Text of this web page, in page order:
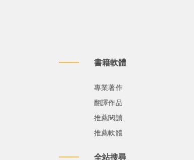
書籍軟體
專業著作
翻譯作品
推薦閱讀
推薦軟體
全站搜尋